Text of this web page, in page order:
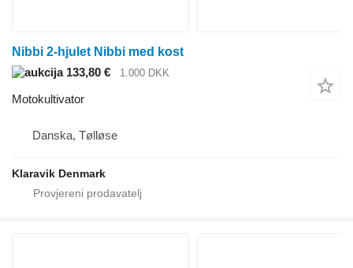
Nibbi 2-hjulet Nibbi med kost
133,80 €
1.000 DKK
Motokultivator
Danska, Tølløse
Klaravik Denmark